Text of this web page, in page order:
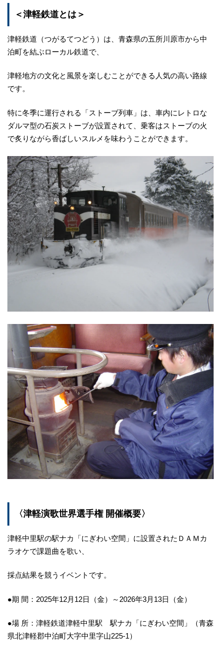
＜津軽鉄道とは＞
津軽鉄道（つがるてつどう）は、青森県の五所川原市から中
泊町を結ぶローカル鉄道で、
津軽地方の文化と風景を楽しむことができる人気の高い路線
です。
特に冬季に運行される「ストーブ列車」は、車内にレトロな
ダルマ型の石炭ストーブが設置されて、乗客はストーブの火
で炙りながら香ばしいスルメを味わうことができます。
〈津軽演歌世界選手権 開催概要〉
津軽中里駅の駅ナカ「にぎわい空間」に設置されたＤＡＭカ
ラオケで課題曲を歌い、
採点結果を競うイベントです。
●期 間：2025年12月12日（金）～2026年3月13日（金）
●場 所：津軽鉄道津軽中里駅 駅ナカ「にぎわい空間」（青森
県北津軽郡中泊町大字中里字山225-1）